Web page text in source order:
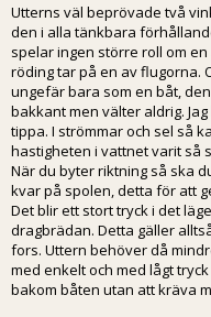
Utterns väl beprövade två
den i alla tänkbara
spelar ingen större roll om
röding tar på en av flugorna.
ungefär bara som en båt,
bakkant men välter aldrig.
tippa. I strömmar och sel så
hastigheten i vattnet varit så
När du byter riktning så ska
kvar på spolen, detta för att
Det blir ett stort tryck i det
dragbrädan. Detta gäller
fors. Uttern behöver då
med enkelt och med lågt
bakom båten utan att kräva